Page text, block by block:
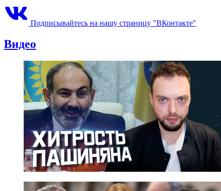
Подписывайтесь на нашу страницу "ВКонтакте"
Видео